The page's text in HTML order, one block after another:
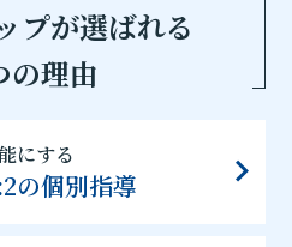
プが選ばれる
の理由
にする
の個別指導